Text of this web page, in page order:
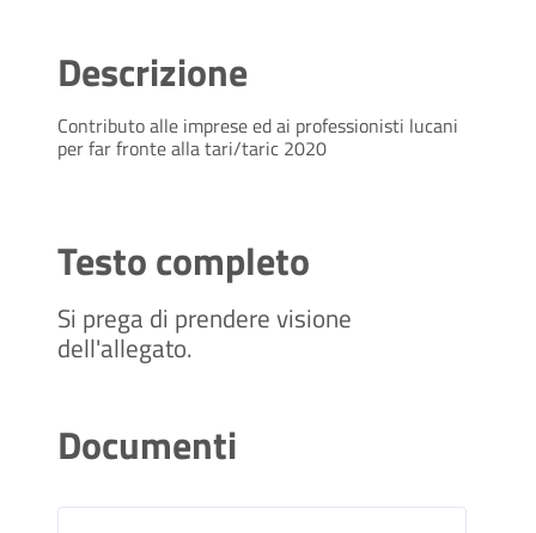
Descrizione
Contributo alle imprese ed ai professionisti lucani
per far fronte alla tari/taric 2020
Testo completo
Si prega di prendere visione
dell'allegato.
Documenti